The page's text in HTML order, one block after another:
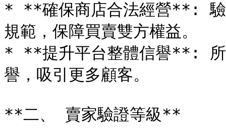
* **確保商店合法經營**: 驗
規範，保障買賣雙方權益。
* **提升平台整體信譽**: 所
譽，吸引更多顧客。
**二、 賣家驗證等級**